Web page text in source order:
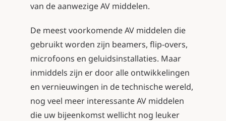
van de aanwezige AV middelen.
De meest voorkomende AV middelen die
gebruikt worden zijn beamers, flip-overs,
microfoons en geluidsinstallaties. Maar
inmiddels zijn er door alle ontwikkelingen
en vernieuwingen in de technische wereld,
nog veel meer interessante AV middelen
die uw bijeenkomst wellicht nog leuker